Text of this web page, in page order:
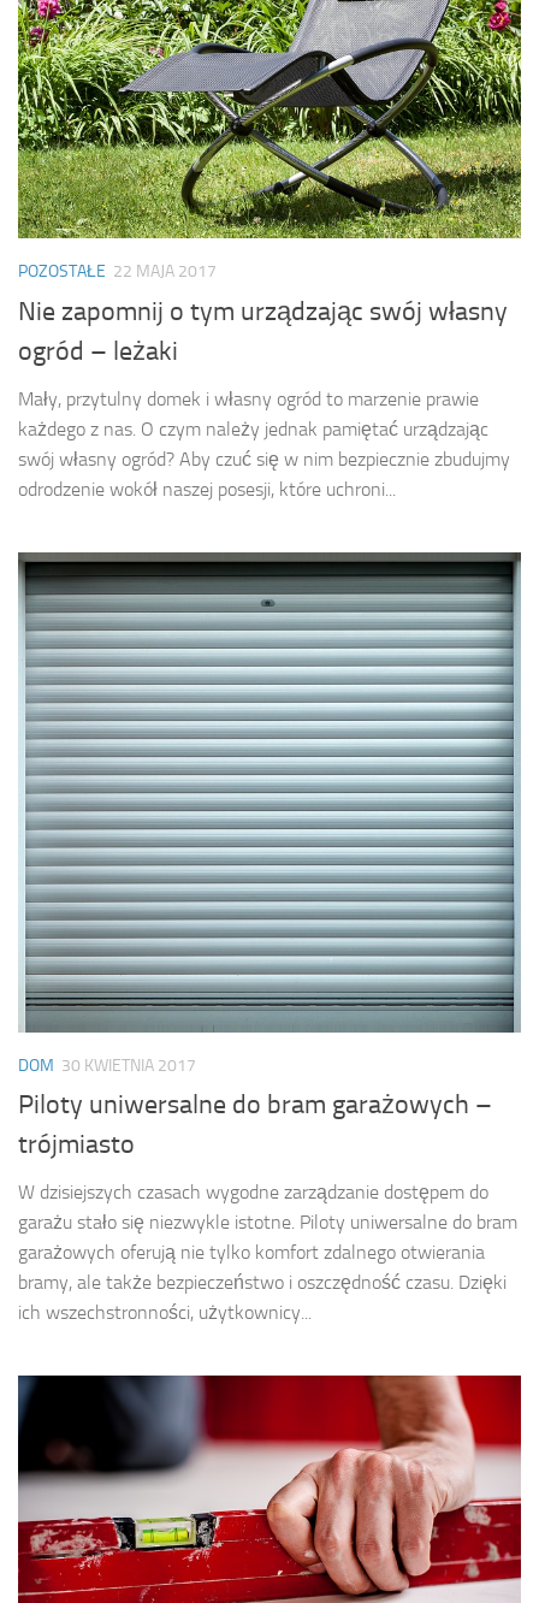
POZOSTAŁE 22 MAJA 2017
Nie zapomnij o tym urządzając swój własny
ogród – leżaki
Mały, przytulny domek i własny ogród to marzenie prawie
każdego z nas. O czym należy jednak pamiętać urządzając
swój własny ogród? Aby czuć się w nim bezpiecznie zbudujmy
odrodzenie wokół naszej posesji, które uchroni...
DOM 30 KWIETNIA 2017
Piloty uniwersalne do bram garażowych –
trójmiasto
W dzisiejszych czasach wygodne zarządzanie dostępem do
garażu stało się niezwykle istotne. Piloty uniwersalne do bram
garażowych oferują nie tylko komfort zdalnego otwierania
bramy, ale także bezpieczeństwo i oszczędność czasu. Dzięki
ich wszechstronności, użytkownicy...